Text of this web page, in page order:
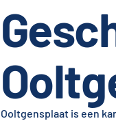
Ooltgensplaat is een